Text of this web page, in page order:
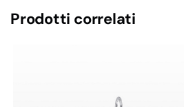
Prodotti correlati